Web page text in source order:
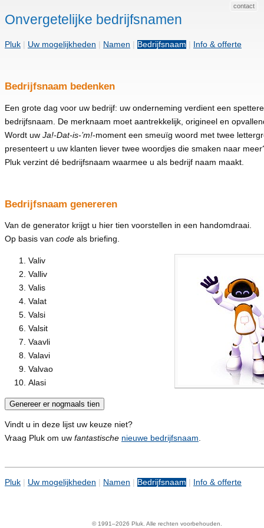
Onvergetelijke bedrijfsnamen
Pluk Uw mogelijkheden Namen Bedrijfsnaam Info & offerte
Bedrijfsnaam bedenken
Een grote dag voor uw bedrijf: uw onderneming verdient een
bedrijfsnaam. De merknaam moet aantrekkelijk, origineel en
Wordt uw Ja!-Dat-is-’m!-moment een smeuïg woord met twee
presenteert u uw klanten liever twee woordjes die smaken naar
Pluk verzint dé bedrijfsnaam waarmee u als bedrijf naam maakt.
Bedrijfsnaam genereren
Van de generator krijgt u hier tien voorstellen in een handomdraai.
Op basis van code als briefing.
Valiv
Valliv
Valis
Valat
Valsi
Valsit
Vaavli
Valavi
Valvao
Alasi
Vindt u in deze lijst uw keuze niet?
Vraag Pluk om uw fantastische nieuwe bedrijfsnaam.
Pluk Uw mogelijkheden Namen Bedrijfsnaam Info & offerte
© 1991–2026 Pluk. Alle rechten voorbehouden.
contact